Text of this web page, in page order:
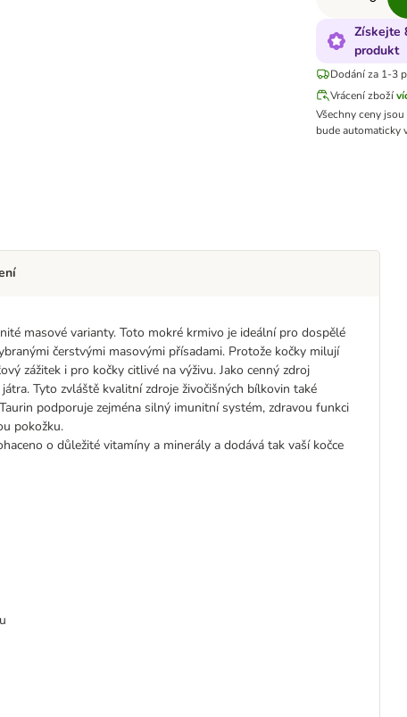
Získejte
produkt
Dodání za 1-3
Vrácení zboží
Všechny ceny
bude automaticky
masové varianty. Toto mokré krmivo je ideální pro dospělé
čerstvými masovými přísadami. Protože kočky milují
zážitek i pro kočky citlivé na výživu. Jako cenný zdroj
Tyto zvláště kvalitní zdroje živočišných bílkovin také
podporuje zejména silný imunitní systém, zdravou funkci
pokožku.
o důležité vitamíny a minerály a dodává tak vaší kočce